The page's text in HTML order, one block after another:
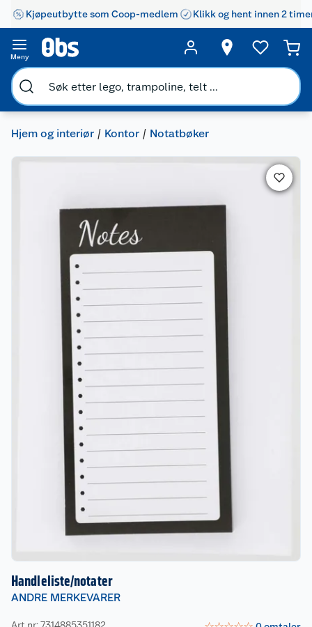
Kjøpeutbytte som Coop-medlem Klikk og hent innen 2
Meny
Hjem og interiør Kontor Notatbøker
Handleliste/notater
ANDRE MERKEVARER